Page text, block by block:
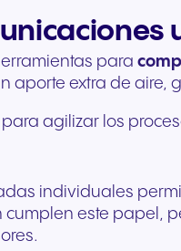
para
aporte extra de aire,
agilizar los
individuales
este papel,